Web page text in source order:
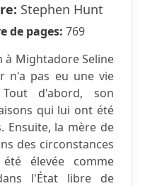
Stephen Hunt
de pages: 769
à Mightadore Seline
n'a pas eu une vie
d'abord, son
qui lui ont été
Ensuite, la mère de
des circonstances
élevée comme
l'État libre de